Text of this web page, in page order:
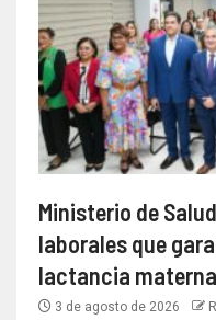
Ministerio de
laborales que
lactancia materna
3 de agosto de 2026